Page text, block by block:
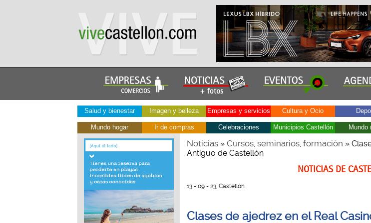
Salud y bienestar Imagen y belleza Empresas y servicios Cultura y Ocio
Mundo hogar Ir de compras Celebraciones Municipios Castellón Mundo
Noticias» Cursos, seminarios, formación »
Antiguo de Castellón
NOTICIAS DE
13 - 09 - 23, Castellón
Clases de ajedrez en el Real